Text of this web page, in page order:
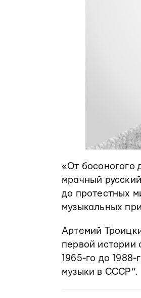
«От босоногого
мрачный
до протестных
музыкальных
Артемий
первой истории
1965-го до
музыки в СССР”.